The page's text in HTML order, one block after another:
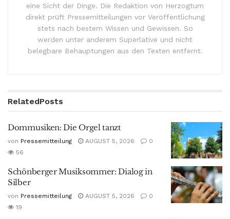
eine Sicht der Dinge. Die Redaktion von Herzogtum
direkt prüft Pressemitteilungen vor Veröffentlichung
stets nach bestem Wissen und Gewissen. So
werden unter anderem Superlative und nicht
belegbare Behauptungen aus den Texten entfernt.
RelatedPosts
Dommusiken: Die Orgel tanzt
von Pressemitteilung AUGUST 5, 2026
0
56
Schönberger Musiksommer: Dialog in
Silber
von Pressemitteilung AUGUST 5, 2026
0
19